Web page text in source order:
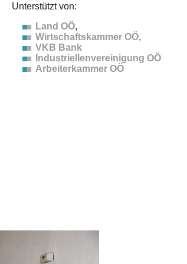
Unterstützt von:
Land OÖ,
Wirtschaftskammer OÖ,
VKB Bank
Industriellenvereinigung OÖ
Arbeiterkammer OÖ